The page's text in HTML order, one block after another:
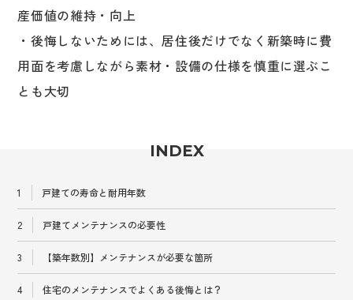
産価値の維持・向上
・後悔しないためには、居住後だけでなく新築時に費
用面を考慮しながら素材・設備の仕様を慎重に選ぶこ
とも大切
INDEX
戸建ての寿命と耐用年数
戸建てメンテナンスの必要性
【築年数別】メンテナンスが必要な箇所
住宅のメンテナンスでよくある後悔とは？